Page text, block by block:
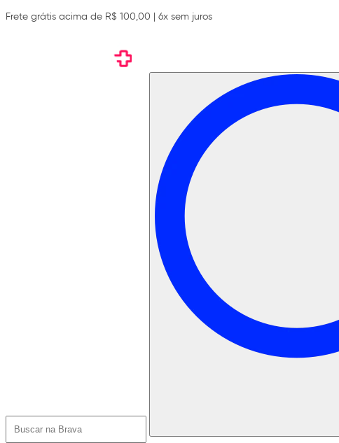
Frete grátis acima de R$ 100,00 | 6x sem juros